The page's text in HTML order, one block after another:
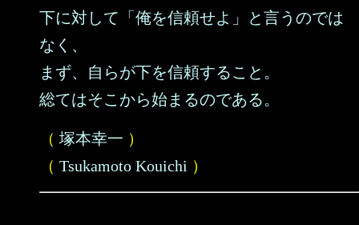
下に対して「俺を信頼せよ」と言うのでは
なく、
まず、自らが下を信頼すること。
総てはそこから始まるのである。
（ 塚本幸一 ）
（ Tsukamoto Kouichi ）